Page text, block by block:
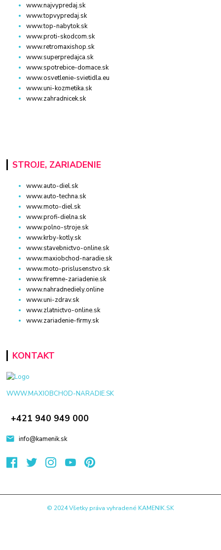
www.najvypredaj.sk
www.topvypredaj.sk
www.top-nabytok.sk
www.proti-skodcom.sk
www.retromaxishop.sk
www.superpredajca.sk
www.spotrebice-domace.sk
www.osvetlenie-svietidla.eu
www.uni-kozmetika.sk
www.zahradnicek.sk
STROJE, ZARIADENIE
www.auto-diel.sk
www.auto-techna.sk
www.moto-diel.sk
www.profi-dielna.sk
www.polno-stroje.sk
www.krby-kotly.sk
www.stavebnictvo-online.sk
www.maxiobchod-naradie.sk
www.moto-prislusenstvo.sk
www.firemne-zariadenie.sk
www.nahradnediely.online
www.uni-zdrav.sk
www.zlatnictvo-online.sk
www.zariadenie-firmy.sk
KONTAKT
WWW.MAXIOBCHOD-NARADIE.SK
+421 940 949 000
info@kamenik.sk
© 2024 Všetky práva vyhradené KAMENIK.SK